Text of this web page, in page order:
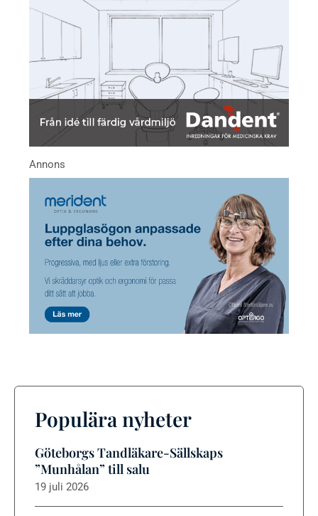
Populära nyheter
Göteborgs Tandläkare-Sällskaps
”Munhålan” till salu
19 juli 2026